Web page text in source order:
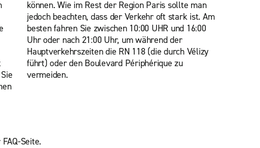
können. Wie im Rest der Region Paris sollte man
jedoch beachten, dass der Verkehr oft stark ist. Am
besten fahren Sie zwischen 10:00 UHR und 16:00
Uhr oder nach 21:00 Uhr, um während der
Hauptverkehrszeiten die RN 118 (die durch Vélizy
führt) oder den Boulevard Périphérique zu
vermeiden.
Seite.